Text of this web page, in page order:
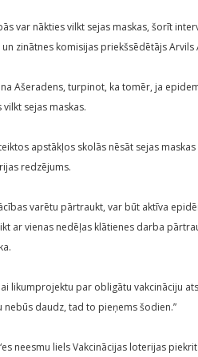
var nākties vilkt sejas maskas, šorīt
zinātnes komisijas priekšsēdētājs Arvils
Ašeradens, turpinot, ka tomēr, ja
sejas maskas.
apstākļos skolās nēsāt sejas
redzējums.
varētu pārtraukt, var būt aktīva
ar vienas nedēļas klātienes darba
likumprojektu par obligātu vakcināciju
daudz, tad to pieņems šodien.”
neesmu liels Vakcinācijas loterijas